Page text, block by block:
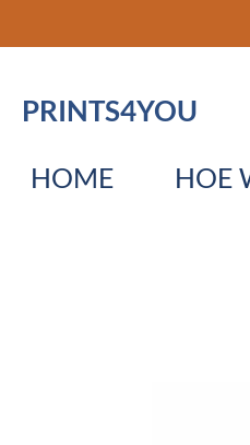
direct
dePRINTS4YOU
HOME HOE